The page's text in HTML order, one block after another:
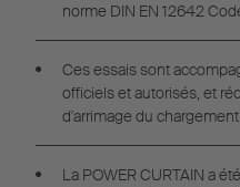
norme DIN EN 12642
Ces essais sont
officiels et autorisés, et
d'arrimage du chargement.
La POWER CURTAIN a